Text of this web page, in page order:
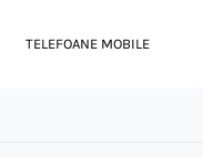
TELEFOANE MOBILE